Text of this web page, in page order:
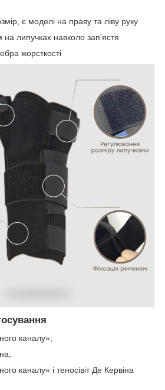
є моделі на праву та ліву руку
на липучках навколо зап'ястя
жорсткості
каналу»;
каналу» і теносівіт Де Кервіна